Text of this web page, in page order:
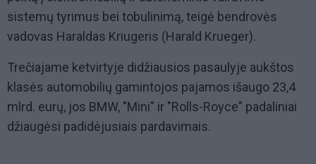
sistemų tyrimus bei tobulinimą, teigė bendrovės
vadovas Haraldas Kriugeris (Harald Krueger).
Trečiajame ketvirtyje didžiausios pasaulyje aukštos
klasės automobilių gamintojos pajamos išaugo 23,4
mlrd. eurų, jos BMW, "Mini" ir "Rolls-Royce" padaliniai
džiaugėsi padidėjusiais pardavimais.